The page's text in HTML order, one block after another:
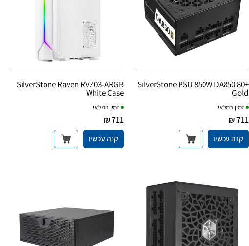
SilverStone PSU 850W DA850 80+
Gold
זמין במלאי
711 ₪
קנה עכשיו
SilverStone Raven RVZ03-ARGB
White Case
זמין במלאי
711 ₪
קנה עכשיו